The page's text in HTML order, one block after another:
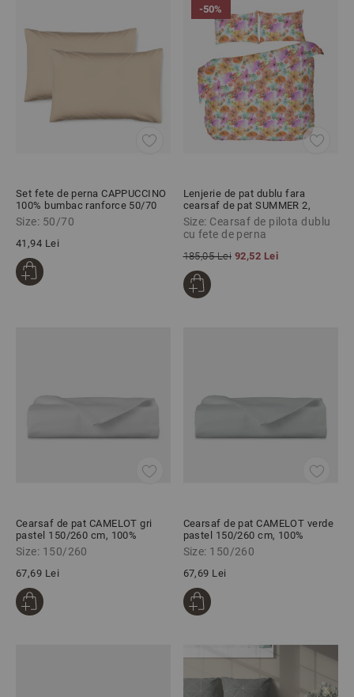
Set fete de perna CAPPUCCINO
100% bumbac ranforce 50/70
cm
Size: 50/70
41,94 Lei
-50%
Lenjerie de pat dublu fara
cearsaf de pat SUMMER 2,
100% bumbac ranforce, 3 piese
Size: Cearsaf de pilota dublu
cu fete de perna
185,05 Lei 92,52 Lei
Cearsaf de pat CAMELOT gri
pastel 150/260 cm, 100%
Viscoza
Size: 150/260
67,69 Lei
Cearsaf de pat CAMELOT verde
pastel 150/260 cm, 100%
Viscoza
Size: 150/260
67,69 Lei